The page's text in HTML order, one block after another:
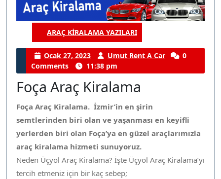
ARAÇ KIRALAMA YAZILARI
Category
Ocak 27, 2023
Ocak
27,
2023
Umut Rent A Car Umut
A
0
Comments
11:38 pm
Foça Araç Kiralama
Foça Araç Kiralama. İzmir’in en şirin
semtlerinden biri olan ve yaşanması en keyifli
yerlerden biri olan Foça’ya en güzel araçlarımızla
araç kiralama hizmeti sunuyoruz.
Neden Üçyol Araç Kiralama? İşte Üçyol Araç Kiralama’yı
tercih etmeniz için bir kaç sebep;